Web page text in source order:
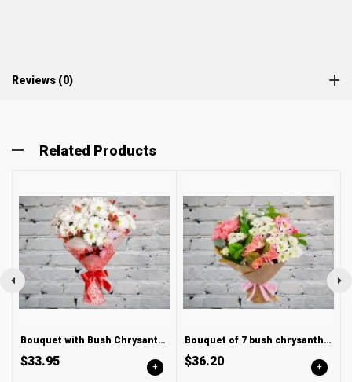
Reviews (0)
Related Products
Bouquet with Bush Chrysanthemum and Hypericum
$33.95 +
Bouquet of 7 bush chrysanthemums
$36.20 +